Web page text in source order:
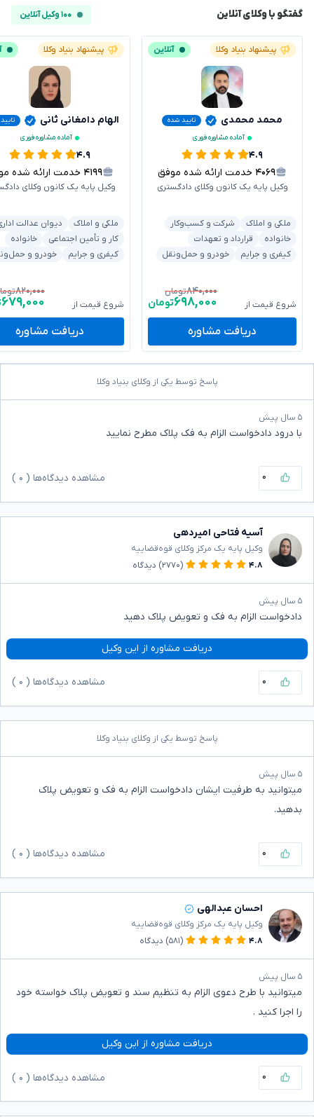
گفتگو با وکلای آنلاین ۱۰۰ وکیل آنلاین
پیشنهاد بنیاد وکلا آنلاین
محمد محمدی
تایید شده
آماده مشاوره فوری
۴.۹
۴۰۶۹ خدمت ارائه شده موفق
وکیل پایه یک کانون وکلای دادگستری
ملکی و املاک
شرکت و کسب‌وکار
خانواده
قرارداد و تعهدات
کیفری و جرایم
خودرو و حمل‌ونقل
شروع قیمت از
۸۴۰,۰۰۰تومان
۶۹۸,۰۰۰تومان
دریافت مشاوره
پیشنهاد بنیاد وکلا
الهام دامغانی ثانی
آماده مشاوره فوری
۴.۹
۴۱۹۹ خدمت ارائه شده موفق
وکیل پایه یک کانون وکلای
ملکی و املاک
دیوان عدالت
کار و تأمین اجتماعی
خانواده
کیفری و جرایم
خودرو و
شروع قیمت از
۸۲۰,۰۰۰
۶۷۹,۰۰۰
دریافت مشاوره
پاسخ توسط یکی از وکلای بنیاد وکلا
۵ سال پیش
با درود دادخواست الزام به فک پلاک مطرح نمایید
۰ مشاهده دیدگاه‌ها ( ۰
آسیه فتاحی امیردهی
وکیل پایه یک مرکز وکلای قوه‌قضاییه
۴.۸
(۲۷۷۰) دیدگاه
۵ سال پیش
دادخواست الزام به فک و تعویض پلاک دهید
دریافت مشاوره از این وکیل
۰ مشاهده دیدگاه‌ها ( ۰
پاسخ توسط یکی از وکلای بنیاد وکلا
۵ سال پیش
میتوانید به طرفیت ایشان دادخواست الزام به فک و تعویض پلاک
بدهید.
۰ مشاهده دیدگاه‌ها ( ۰
احسان عبدالهی
وکیل پایه یک مرکز وکلای قوه‌قضاییه
۴.۸
(۵۸۱) دیدگاه
۵ سال پیش
میتوانید با طرح دعوی الزام به تنظیم سند و تعویض پلاک خواسته خود
را اجرا کنید .
دریافت مشاوره از این وکیل
۰ مشاهده دیدگاه‌ها ( ۰